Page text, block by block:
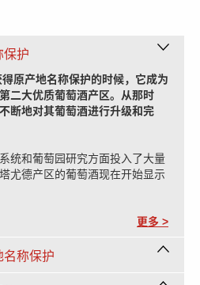
保护
原产地名称保护的时候，它成为
二大优质葡萄酒产区。从那时
断地对其葡萄酒进行升级和完
统和葡萄园研究方面投入了大量
尤德产区的葡萄酒现在开始显示
更多 >
名称保护